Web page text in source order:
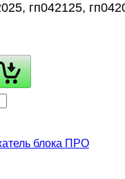
гп042125,
блока ПРО